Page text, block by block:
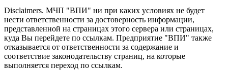
Disclaimers. МЧП "ВПИ" ни при каких условиях не будет
нести ответственности за достоверность информации,
представленной на страницах этого сервера или страницах,
куда Вы перейдете по ссылкам. Предприятие "ВПИ" также
отказывается от ответственности за содержание и
соответствие законодательству страниц, на которые
выполняется переход по ссылкам.